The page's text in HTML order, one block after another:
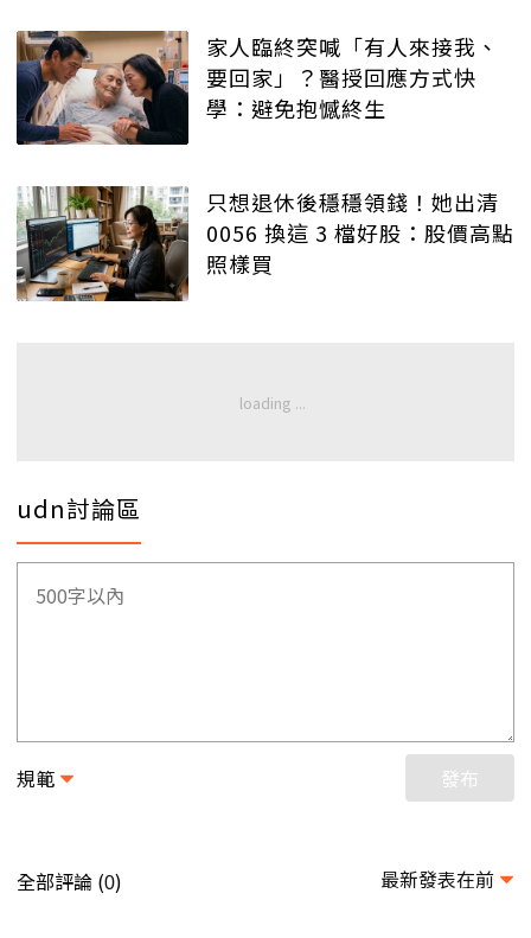
家人臨終突喊「有人來接我、
要回家」？醫授回應方式快
學：避免抱憾終生
只想退休後穩穩領錢！她出清
0056 換這 3 檔好股：股價高點
照樣買
udn討論區
規範 發布
全部評論 (0) 最新發表在前